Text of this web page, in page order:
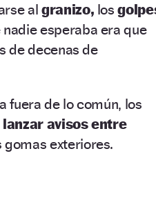
al granizo, los
nadie esperaba era que
de decenas de
fuera de lo común, los
avisos entre
gomas exteriores.